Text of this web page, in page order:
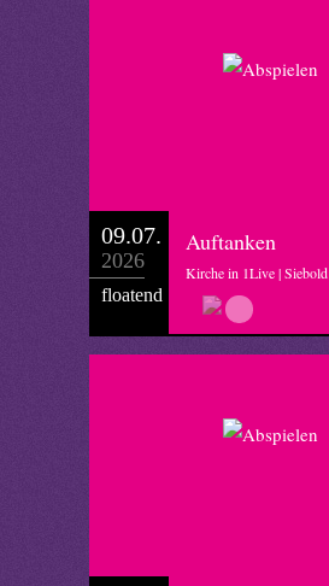
09.07.
2026
floatend
Auftanken
Kirche in 1Live | Siebold